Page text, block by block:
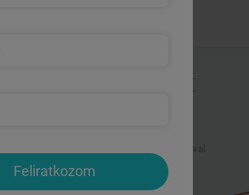
SZÉP Kártya
Feliratkozom